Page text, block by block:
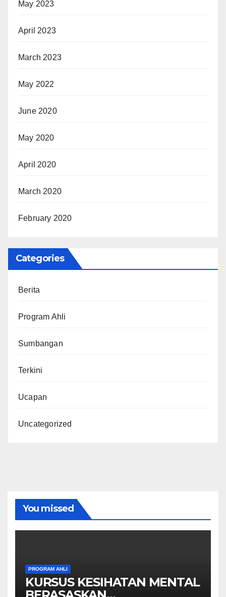
May 2023
April 2023
March 2023
May 2022
June 2020
May 2020
April 2020
March 2020
February 2020
Categories
Berita
Program Ahli
Sumbangan
Terkini
Ucapan
Uncategorized
You missed
PROGRAM AHLI
KURSUS KESIHATAN MENTAL